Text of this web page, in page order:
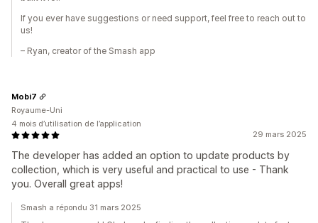
If you ever have suggestions or need support, feel free to reach out to
us!
– Ryan, creator of the Smash app
29 mars 2025
The developer has added an option to update products by
collection, which is very useful and practical to use - Thank
you. Overall great apps!
Mobi7
Royaume-Uni
4 mois d’utilisation de l’application
Smash a répondu 31 mars 2025